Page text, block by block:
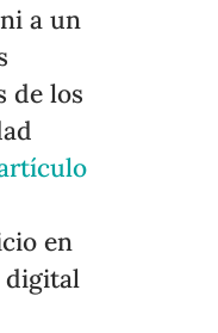
a un
de los
en
digital